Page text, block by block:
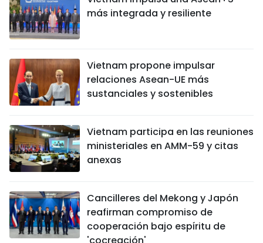
más integrada y resiliente
Vietnam propone impulsar
relaciones Asean-UE más
sustanciales y sostenibles
Vietnam participa en las reuniones
ministeriales en AMM-59 y citas
anexas
Cancilleres del Mekong y Japón
reafirman compromiso de
cooperación bajo espíritu de
'cocreación'